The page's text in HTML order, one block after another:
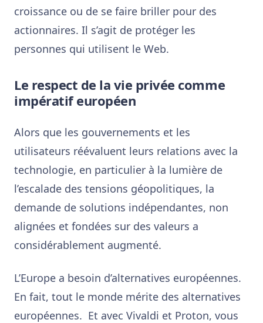
croissance ou de se faire briller pour des
actionnaires. Il s’agit de protéger les
personnes qui utilisent le Web.
Le respect de la vie privée comme
impératif européen
Alors que les gouvernements et les
utilisateurs réévaluent leurs relations avec la
technologie, en particulier à la lumière de
l’escalade des tensions géopolitiques, la
demande de solutions indépendantes, non
alignées et fondées sur des valeurs a
considérablement augmenté.
L’Europe a besoin d’alternatives européennes.
En fait, tout le monde mérite des alternatives
européennes. Et avec Vivaldi et Proton, vous